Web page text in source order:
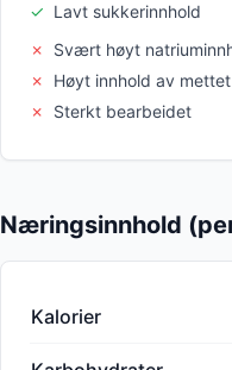
✓ Lavt sukkerinnhold
✗
Svært høyt
✗
Høyt innhold av
✗
Sterkt bearbeidet
Næringsinnhold
Kalorier